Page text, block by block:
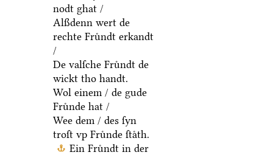
nodt ghat /
Alßdenn wert de
rechte Fruͤndt erkandt
/
De valſche Fruͤndt de
wickt tho handt.
Wol einem / de gude
Fruͤnde hat /
Wee dem / des ſyn
troſt vp Fruͤnde ſtaͤth.
Ein Fruͤndt in der